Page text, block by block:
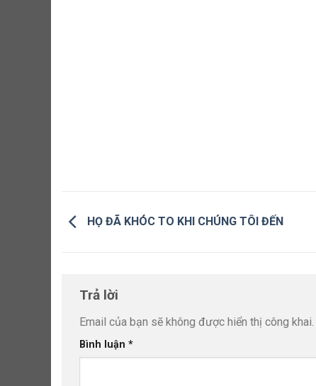
HỌ ĐÃ KHÓC TO KHI CHÚNG TÔI ĐẾN
Trả lời
Email của bạn sẽ không được hiển thị công khai.
Bình luận *